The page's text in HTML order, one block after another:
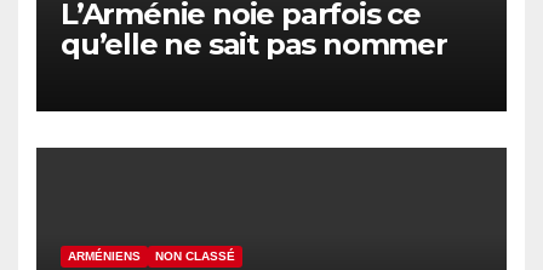
L’Arménie noie parfois ce
qu’elle ne sait pas nommer
ARMÉNIENS NON CLASSÉ